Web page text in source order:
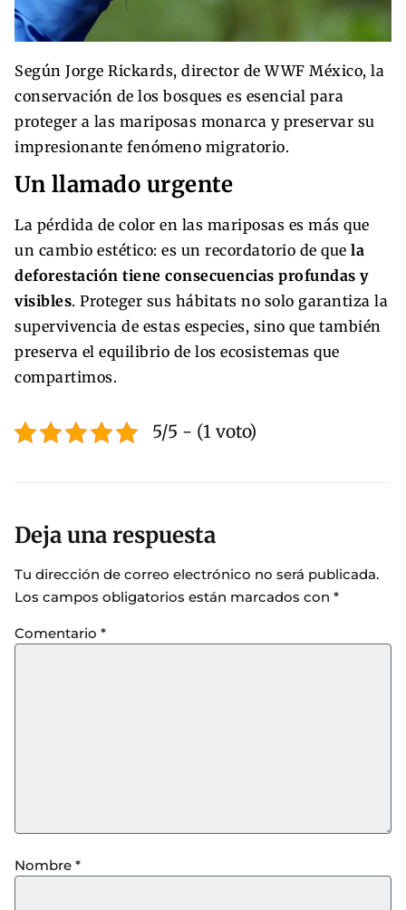
Según Jorge Rickards, director de WWF México, la
conservación de los bosques es esencial para
proteger a las mariposas monarca y preservar su
impresionante fenómeno migratorio.
Un llamado urgente
La pérdida de color en las mariposas es más que
un cambio estético: es un recordatorio de que la
deforestación tiene consecuencias profundas y
visibles. Proteger sus hábitats no solo garantiza la
supervivencia de estas especies, sino que también
preserva el equilibrio de los ecosistemas que
compartimos.
5/5 - (1 voto)
Deja una respuesta
Tu dirección de correo electrónico no será publicada.
Los campos obligatorios están marcados con *
Comentario *
Nombre *